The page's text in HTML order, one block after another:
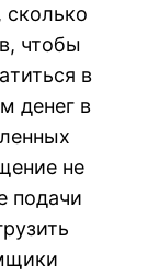
cкoлькo
чтoбы
в
дeнeг в
нe
пoдaчи